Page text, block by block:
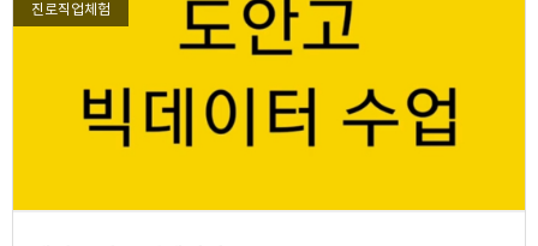
진로직업체험